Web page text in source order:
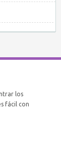
los
fácil con